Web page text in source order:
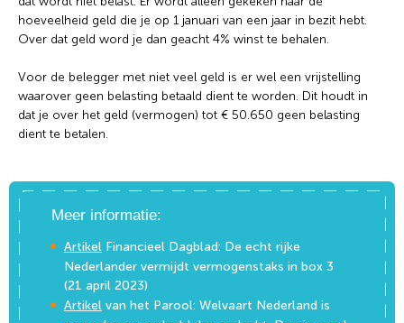
hoeveelheid geld die je op 1 januari van een jaar in bezit hebt.
Over dat geld word je dan geacht 4% winst te behalen.
Voor de belegger met niet veel geld is er wel een vrijstelling
waarover geen belasting betaald dient te worden. Dit houdt in
dat je over het geld (vermogen) tot € 50.650 geen belasting
dient te betalen.
Meer informatie:
ArtikelFinancieel Dagblad: De echt rijke
Nederlander vermijdt vermogenstaks in box 3
(21 april 2023)
Artikelvan het Parool: Welvaart Nederland is